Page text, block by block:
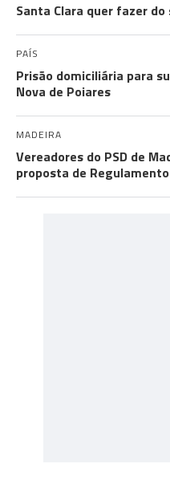
Santa Clara quer fazer
PAÍS
Prisão domiciliária para
Nova de Poiares
MADEIRA
Vereadores do PSD de
proposta de